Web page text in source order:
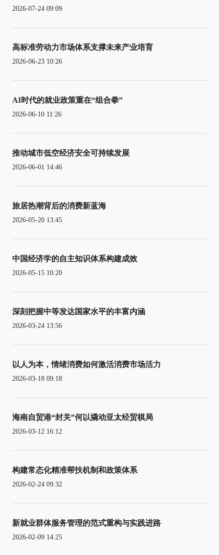
2026-07-24 09:09
高标准劳动力市场体系支撑未来产业培育
2026-06-23 10:26
AI时代的就业政策重在“组合拳”
2026-06-10 11:26
推动城市低空经济安全可持续发展
2026-06-01 14:46
旅居热潮背后的消费新蓝海
2026-05-20 13:45
中国经济学的自主知识体系构建成效
2026-05-15 10:20
深刻把握中等发达国家水平的丰富内涵
2026-03-24 13:56
以人为本，情绪消费如何激活消费市场活力
2026-03-18 09:18
海南自贸港“封关”何以撬动亚太经贸棋局
2026-03-12 16:12
构建常态化精准帮扶机制和政策体系
2026-02-24 09:32
新就业群体服务管理的范式重构与实践进路
2026-02-09 14:25